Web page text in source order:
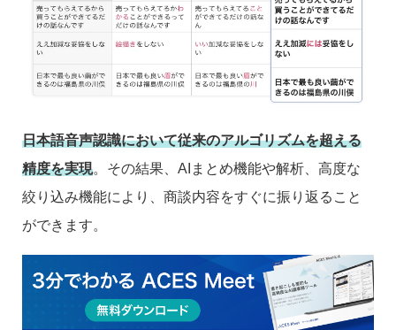
日本語音声認識において従来のアルゴリズムを超える
精度を実現。その結果、AIまとめ機能や解析、高度な
絞り込み機能により、商談内容をすぐに振り返ること
ができます。
議事録作成だけでなく相手の表情や話した内容の分析
が可能なので、重要な商談での活躍も可能です。ま